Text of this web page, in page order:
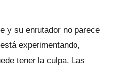
y su enrutador no parece
experimentando,
tener la culpa. Las